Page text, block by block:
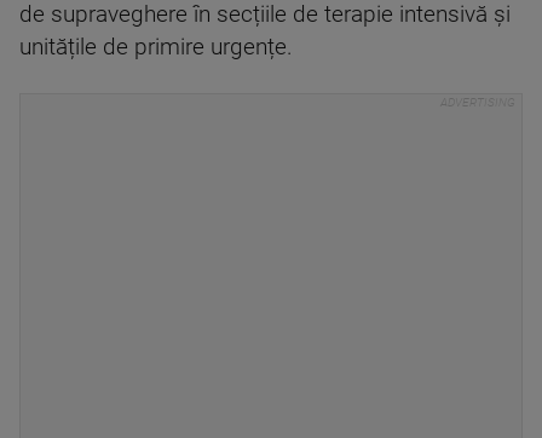
de supraveghere în secțiile de terapie intensivă și
unitățile de primire urgențe.